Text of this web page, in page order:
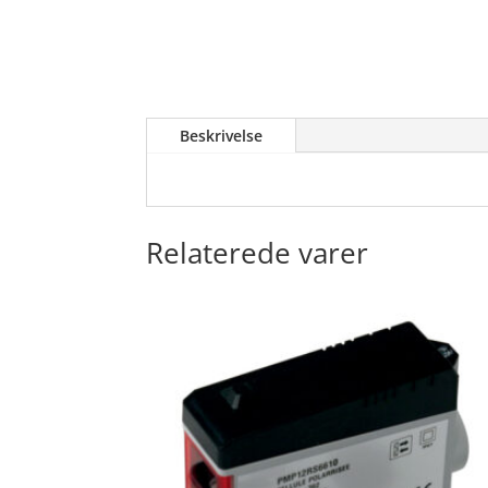
Beskrivelse
Relaterede varer